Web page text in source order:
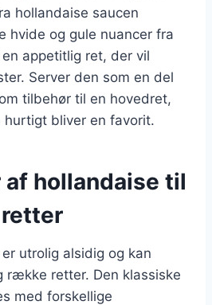
hollandaise saucen
hvide og gule nuancer fra
appetitlig ret, der vil
Server den som en del
tilbehør til en hovedret,
hurtigt bliver en favorit.
hollandaise til
utrolig alsidig og kan
række retter. Den klassiske
med forskellige